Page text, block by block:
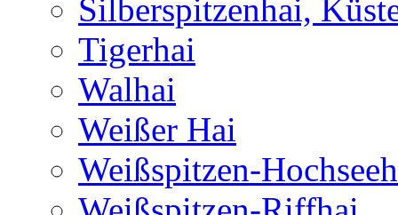
Silberspitzenhai,
Tigerhai
Walhai
Weißer Hai
Weißspitzen-